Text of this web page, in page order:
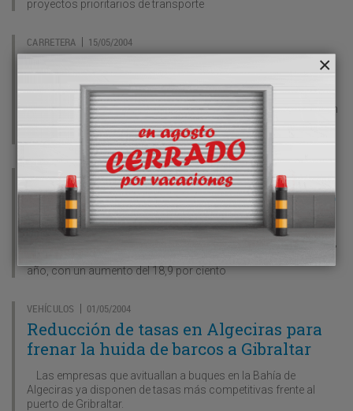
proyectos prioritarios de transporte
CARRETERA | 15/05/2004
El Ayuntamiento de Málaga abandona
la gestión del CTM de la provincia
El Ayuntamiento de Málaga ha decidido abandonar la gestión
del Centro de Transportes de Mercancías (CTM) por
discrepancias con la Junta de Andalucía
MARÍTIMO| 15/05/2004
El tráfico de contenedores subió un 19%
en Algeciras en el mes de marzo
año, con un aumento del 18,9 por ciento
VEHÍCULOS | 01/05/2004
Reducción de tasas en Algeciras para
frenar la huida de barcos a Gibraltar
Las empresas que avituallan a buques en la Bahía de
Algeciras ya disponen de tasas más competitivas frente al
puerto de Gribraltar.